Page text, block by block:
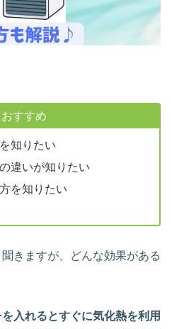
すすめ
知りたい
違いが知りたい
を知りたい
きますが、どんな効果がある
入れるとすぐに気化熱を利用